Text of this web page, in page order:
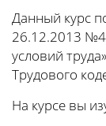
Данный курс
26.12.2013
условий
Трудового
На курсе вы